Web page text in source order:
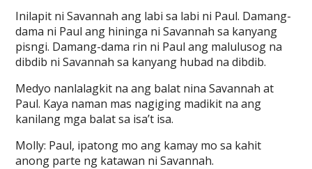
Inilapit ni Savannah ang labi sa labi ni Paul. Damang-
dama ni Paul ang hininga ni Savannah sa kanyang
pisngi. Damang-dama rin ni Paul ang malulusog na
dibdib ni Savannah sa kanyang hubad na dibdib.
Medyo nanlalagkit na ang balat nina Savannah at
Paul. Kaya naman mas nagiging madikit na ang
kanilang mga balat sa isa’t isa.
Molly: Paul, ipatong mo ang kamay mo sa kahit
anong parte ng katawan ni Savannah.